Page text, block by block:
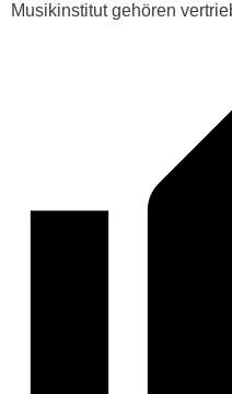
Musikinstitut gehören